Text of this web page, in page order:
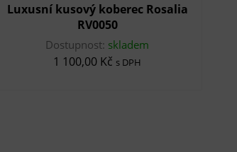
Luxusní kusový koberec Rosalia
RV0050
Dostupnost: skladem
1 100,00 Kč s DPH